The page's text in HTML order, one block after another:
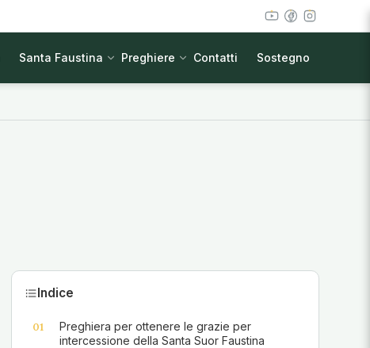
Santa Faustina Preghiere Contatti Sostegno
Indice
01
Preghiera per ottenere le grazie per
intercessione della Santa Suor Faustina